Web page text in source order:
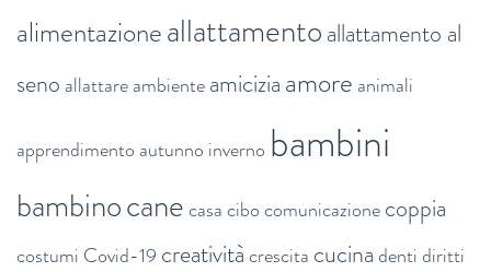
alimentazioneallattamentoallattamento al
seno allattareambienteamiciziaamore animali
apprendimento autunno inverno bambini
bambinocanecasacibocomunicazionecoppia
costumi Covid-19 creativitàcrescita cucinadentidiritti